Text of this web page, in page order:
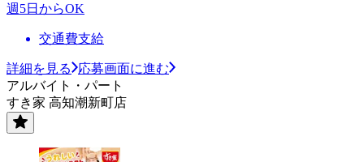
週5日からOK
交通費支給
詳細を見る
応募画面に進む
アルバイト・パート
すき家 高知潮新町店